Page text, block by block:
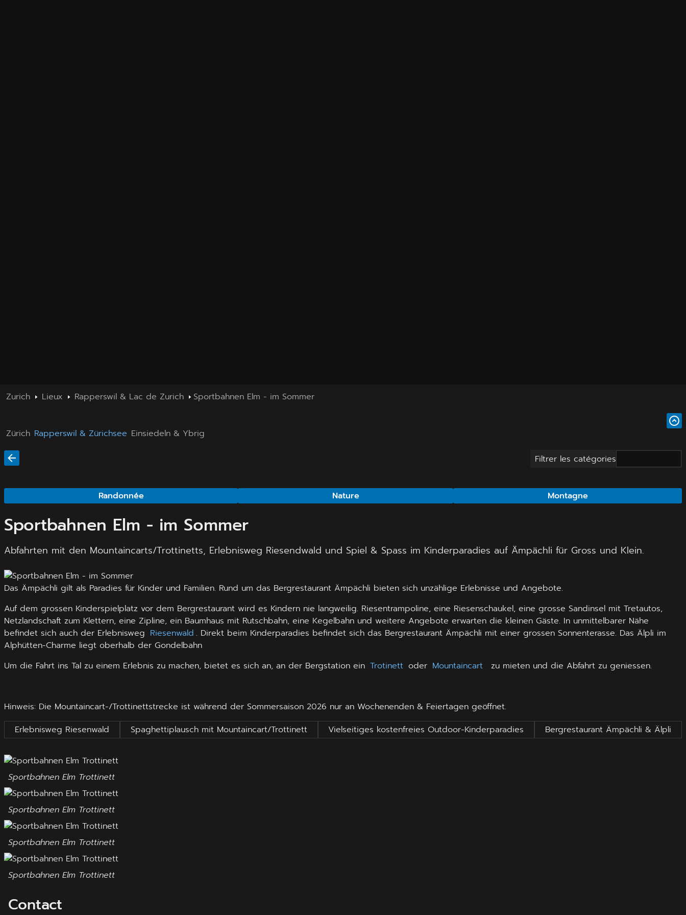
Zurich Lieux Rapperswil & Lac de Zurich Sportbahnen Elm - im Sommer
Zürich Rapperswil & Zürichsee Einsiedeln & Ybrig
Filtrer les catégories
Randonnée Nature Montagne
Sportbahnen Elm - im Sommer
Abfahrten mit den Mountaincarts/Trottinetts, Erlebnisweg Riesendwald und Spiel & Spass im Kinderparadies auf Ämpächli für Gross und Klein.
Das Ämpächli gilt als Paradies für Kinder und Familien. Rund um das Bergrestaurant Ämpächli bieten sich unzählige Erlebnisse und Angebote.
Auf dem grossen Kinderspielplatz vor dem Bergrestaurant wird es Kindern nie langweilig. Riesentrampoline, eine Riesenschaukel, eine grosse Sandinsel mit Tretautos,
Netzlandschaft zum Klettern, eine Zipline, ein Baumhaus mit Rutschbahn, eine Kegelbahn und weitere Angebote erwarten die kleinen Gäste. In unmittelbarer Nähe
befindet sich auch der Erlebnisweg Riesenwald . Direkt beim Kinderparadies befindet sich das Bergrestaurant Ämpächli mit einer grossen Sonnenterasse. Das Älpli im
Alphütten-Charme liegt oberhalb der Gondelbahn
Um die Fahrt ins Tal zu einem Erlebnis zu machen, bietet es sich an, an der Bergstation ein Trotinett oder Mountaincart zu mieten und die Abfahrt zu geniessen.
Hinweis: Die Mountaincart-/Trottinettstrecke ist während der Sommersaison 2026 nur an Wochenenden & Feiertagen geöffnet.
Erlebnisweg Riesenwald
Spaghettiplausch mit Mountaincart/Trottinett Vielseitiges kostenfreies Outdoor-Kinderparadies Bergrestaurant Ämpächli & Älpli
Sportbahnen Elm Trottinett
Sportbahnen Elm Trottinett
Sportbahnen Elm Trottinett
Sportbahnen Elm Trottinett
Contact